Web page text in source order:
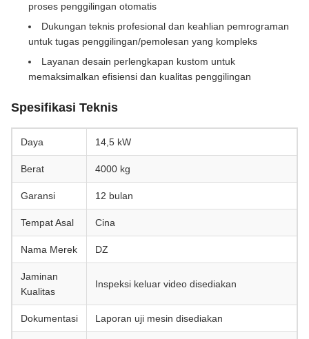
proses penggilingan otomatis
Dukungan teknis profesional dan keahlian pemrograman
untuk tugas penggilingan/pemolesan yang kompleks
Layanan desain perlengkapan kustom untuk
memaksimalkan efisiensi dan kualitas penggilingan
Spesifikasi Teknis
Daya 14,5 kW
Berat 4000 kg
Garansi 12 bulan
Tempat Asal Cina
Nama Merek DZ
Jaminan
Kualitas
Inspeksi keluar video disediakan
Dokumentasi Laporan uji mesin disediakan